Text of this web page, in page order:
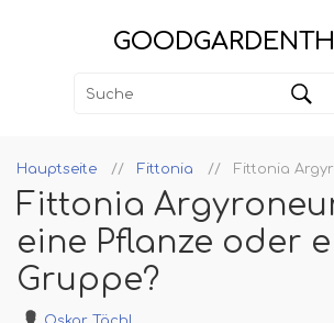
Hauptseite Fittonia Fittonia
Fittonia
eine Pflanze oder
Gruppe?